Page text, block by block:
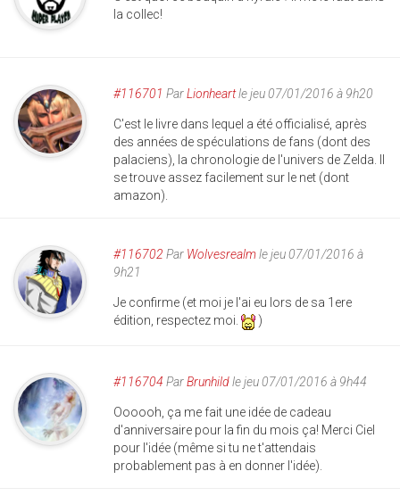
la collec!
#116701 ParLionheartle jeu 07/01/2016 à 9h20
C'est le livre dans lequel a été officialisé, après
des années de spéculations de fans (dont des
palaciens), la chronologie de l'univers de Zelda. Il
se trouve assez facilement sur le net (dont
amazon).
#116702 Par Wolvesrealmle jeu 07/01/2016 à
9h21
Je confirme (et moi je l'ai eu lors de sa 1ere
édition, respectez moi.
)
#116704 ParBrunhildle jeu 07/01/2016 à 9h44
Oooooh, ça me fait une idée de cadeau
d'anniversaire pour la fin du mois ça! Merci Ciel
pour l'idée (même si tu ne t'attendais
probablement pas à en donner l'idée).